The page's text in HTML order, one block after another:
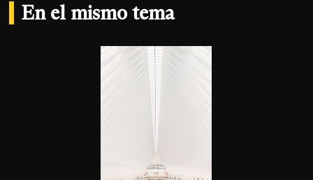
En el mismo tema